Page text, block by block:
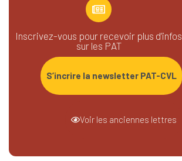
Inscrivez-vous pour recevoir plus d’infos
sur les PAT
S’incrire la newsletter PAT-CVL
Voir les anciennes lettres